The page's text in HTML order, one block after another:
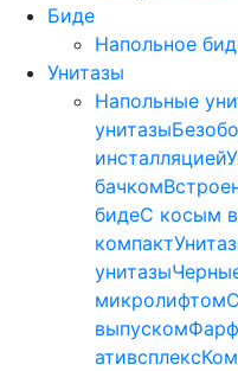
Биде
Напольное
Унитазы
Напольные
унитазы
инсталляцией
бачком
бидеС косым
компакт
унитазы
микролифтом
выпуском
ативсплекс